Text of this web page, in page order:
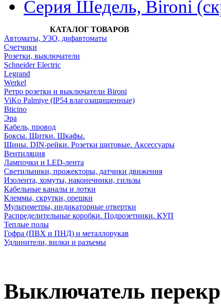
Серия Шедель, Bironi
КАТАЛОГ ТОВАРОВ
Автоматы, УЗО, дифавтоматы
Счетчики
Розетки, выключатели
Schneider Electric
Legrand
Werkel
Ретро розетки и выключатели Bironi
ViKo Palmiye (IP54 влагозащищенные)
Bticino
Эра
Кабель, провод
Боксы. Щитки. Шкафы.
Шины. DIN-рейки. Розетки щитовые. Аксессуары
Вентиляция
Лампочки и LED-лента
Светильники, прожекторы, датчики движения
Изолента, хомуты, наконечники, гильзы
Кабельные каналы и лотки
Клеммы, скрутки, орешки
Мультиметры, индикаторные отвертки
Распределительные коробки. Подрозетники. КУП
Теплые полы
Гофра (ПВХ и ПНД) и металлорукав
Удлинители, вилки и разъемы
Выключатель